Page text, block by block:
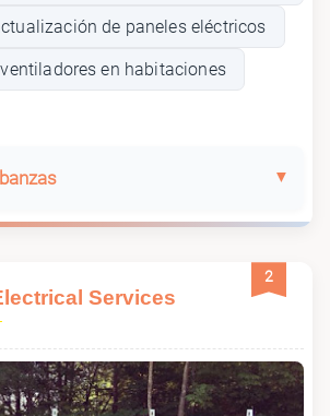
de paneles eléctricos
en habitaciones
2
Services